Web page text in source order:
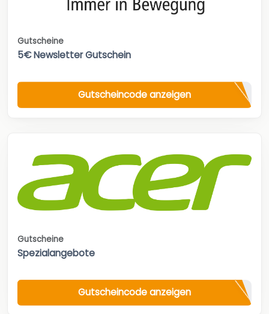
Gutscheine
5€ Newsletter Gutschein
Gutscheincode anzeigen
Gutscheine
Spezialangebote
Gutscheincode anzeigen